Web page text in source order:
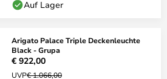
Auf Lager
Arigato Palace Triple Deckenleuchte
Black - Grupa
€ 922,00
UVP€ 1.066,00